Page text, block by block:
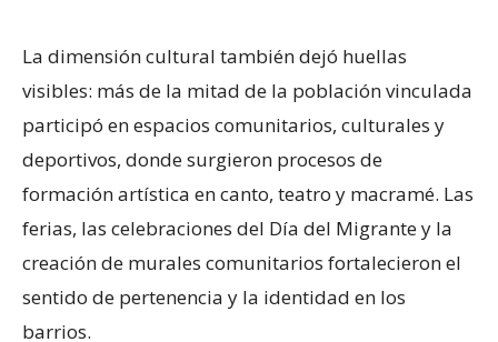
La dimensión cultural también dejó huellas
visibles: más de la mitad de la población vinculada
participó en espacios comunitarios, culturales y
deportivos, donde surgieron procesos de
formación artística en canto, teatro y macramé. Las
ferias, las celebraciones del Día del Migrante y la
creación de murales comunitarios fortalecieron el
sentido de pertenencia y la identidad en los
barrios.